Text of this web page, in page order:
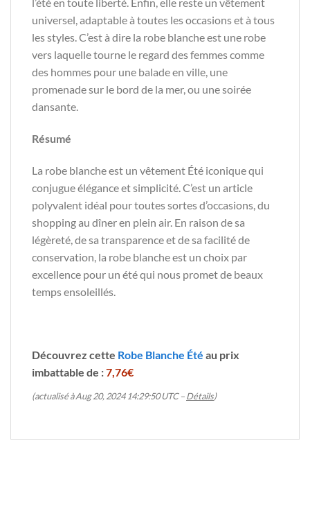
universel, adaptable à toutes les occasions et à tous
les styles. C’est à dire la robe blanche est une robe
vers laquelle tourne le regard des femmes comme
des hommes pour une balade en ville, une
promenade sur le bord de la mer, ou une soirée
dansante.
Résumé
La robe blanche est un vêtement Été iconique qui
conjugue élégance et simplicité. C’est un article
polyvalent idéal pour toutes sortes d’occasions, du
shopping au dîner en plein air. En raison de sa
légèreté, de sa transparence et de sa facilité de
conservation, la robe blanche est un choix par
excellence pour un été qui nous promet de beaux
temps ensoleillés.
Découvrez cette Robe Blanche Été au prix
imbattable de :7,76€
(actualisé à Aug 20, 2024 14:29:50 UTC –Détails)